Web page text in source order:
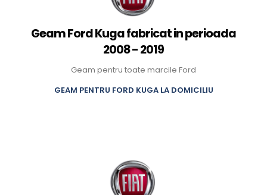
Geam Ford Kuga fabricat in perioada
2008 - 2019
Geam pentru toate marcile Ford
GEAM PENTRU FORD KUGA LA DOMICILIU